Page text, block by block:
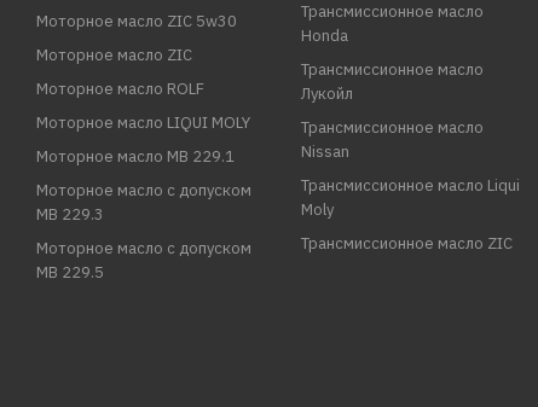
Моторное масло ZIC 5w30
Моторное масло ZIC
Моторное масло ROLF
Моторное масло LIQUI MOLY
Моторное масло MB 229.1
Моторное масло с допуском
MB 229.3
Моторное масло с допуском
MB 229.5
Трансмиссионное масло
Honda
Трансмиссионное масло
Лукойл
Трансмиссионное масло
Nissan
Трансмиссионное масло Liqui
Moly
Трансмиссионное масло ZIC